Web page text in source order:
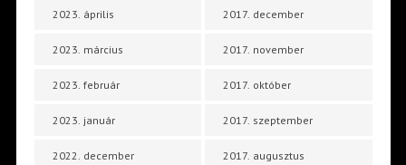
2023. április
2023. március
2023. február
2023. január
2022. december
2017. december
2017. november
2017. október
2017. szeptember
2017. augusztus